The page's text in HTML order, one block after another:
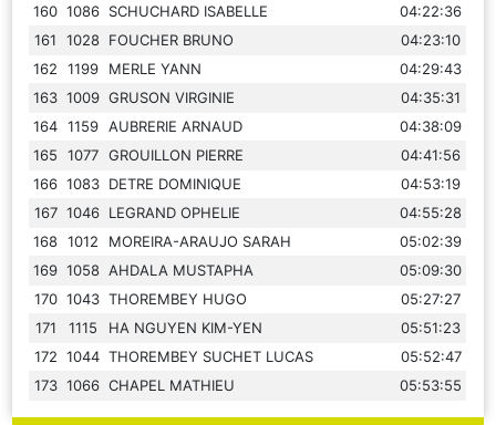
160 1086 SCHUCHARD ISABELLE
04:22:36
161
1028 FOUCHER BRUNO
04:23:10
162
1199 MERLE YANN
04:29:43
163 1009 GRUSON VIRGINIE
04:35:31
164 1159 AUBRERIE ARNAUD
04:38:09
165
1077 GROUILLON PIERRE
04:41:56
166 1083 DETRE DOMINIQUE
04:53:19
167 1046 LEGRAND OPHELIE
04:55:28
168 1012 MOREIRA-ARAUJO SARAH
05:02:39
169 1058 AHDALA MUSTAPHA
05:09:30
170 1043 THOREMBEY HUGO
05:27:27
171
1115 HA NGUYEN KIM-YEN
05:51:23
172 1044 THOREMBEY SUCHET LUCAS
05:52:47
173 1066 CHAPEL MATHIEU 05:53:55